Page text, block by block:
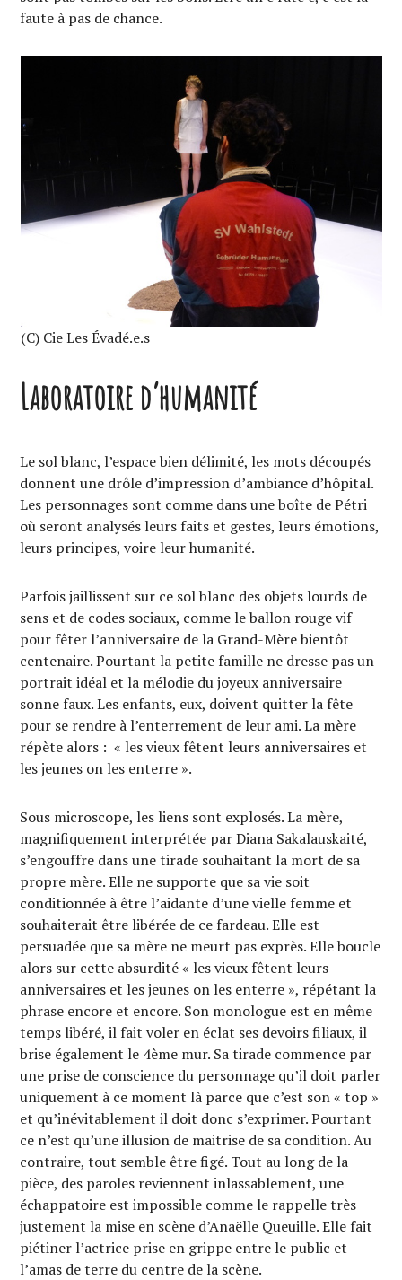
faute à pas de chance.
(C) Cie Les Évadé.e.s
Laboratoire d’humanité
Le sol blanc, l’espace bien délimité, les mots découpés
donnent une drôle d’impression d’ambiance d’hôpital.
Les personnages sont comme dans une boîte de Pétri
où seront analysés leurs faits et gestes, leurs émotions,
leurs principes, voire leur humanité.
Parfois jaillissent sur ce sol blanc des objets lourds de
sens et de codes sociaux, comme le ballon rouge vif
pour fêter l’anniversaire de la Grand-Mère bientôt
centenaire. Pourtant la petite famille ne dresse pas un
portrait idéal et la mélodie du joyeux anniversaire
sonne faux. Les enfants, eux, doivent quitter la fête
pour se rendre à l’enterrement de leur ami. La mère
répète alors : « les vieux fêtent leurs anniversaires et
les jeunes on les enterre ».
Sous microscope, les liens sont explosés. La mère,
magnifiquement interprétée par Diana Sakalauskaité,
s’engouffre dans une tirade souhaitant la mort de sa
propre mère. Elle ne supporte que sa vie soit
conditionnée à être l’aidante d’une vielle femme et
souhaiterait être libérée de ce fardeau. Elle est
persuadée que sa mère ne meurt pas exprès. Elle boucle
alors sur cette absurdité « les vieux fêtent leurs
anniversaires et les jeunes on les enterre », répétant la
phrase encore et encore. Son monologue est en même
temps libéré, il fait voler en éclat ses devoirs filiaux, il
brise également le 4ème mur. Sa tirade commence par
une prise de conscience du personnage qu’il doit parler
uniquement à ce moment là parce que c’est son « top »
et qu’inévitablement il doit donc s’exprimer. Pourtant
ce n’est qu’une illusion de maitrise de sa condition. Au
contraire, tout semble être figé. Tout au long de la
pièce, des paroles reviennent inlassablement, une
échappatoire est impossible comme le rappelle très
justement la mise en scène d’Anaëlle Queuille. Elle fait
piétiner l’actrice prise en grippe entre le public et
l’amas de terre du centre de la scène.